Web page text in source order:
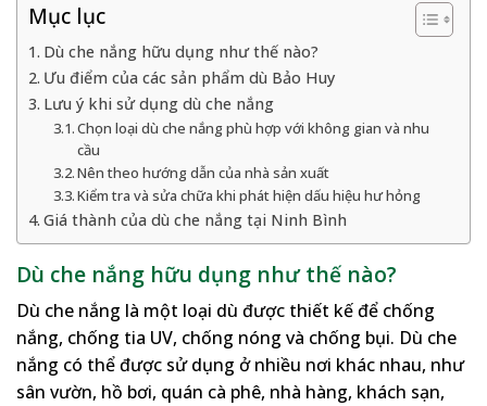
Mục lục
Dù che nắng hữu dụng như thế nào?
Ưu điểm của các sản phẩm dù Bảo Huy
Lưu ý khi sử dụng dù che nắng
Chọn loại dù che nắng phù hợp với không gian và nhu
cầu
Nên theo hướng dẫn của nhà sản xuất
Kiểm tra và sửa chữa khi phát hiện dấu hiệu hư hỏng
Giá thành của dù che nắng tại Ninh Bình
Dù che nắng hữu dụng như thế nào?
Dù che nắng là một loại dù được thiết kế để chống
nắng, chống tia UV, chống nóng và chống bụi. Dù che
nắng có thể được sử dụng ở nhiều nơi khác nhau, như
sân vườn, hồ bơi, quán cà phê, nhà hàng, khách sạn,